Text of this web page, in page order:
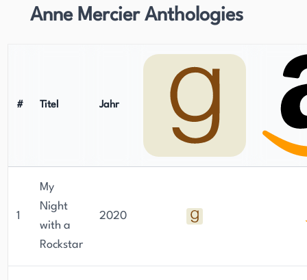
Anne Mercier Anthologies
# Titel Jahr
1
My
Night
with a
Rockstar
2020